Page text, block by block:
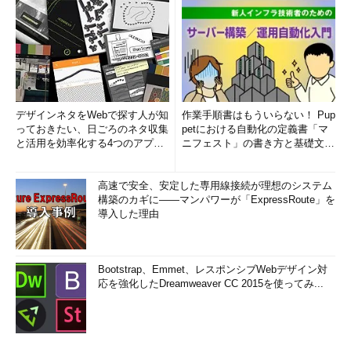
デザインネタをWebで探す人が知
っておきたい、日ごろのネタ収集
と活用を効率化する4つのアプリ
作業手順書はもういらない！ Pup
petにおける自動化の定義書「マ
ニフェスト」の書き方と基礎文法
高速で安全、安定した専用線接続が理想のシステム
構築のカギに――マンパワーが「ExpressRoute」を
導入した理由
Bootstrap、Emmet、レスポンシブWebデザイン対
応を強化したDreamweaver CC 2015を使ってみ...